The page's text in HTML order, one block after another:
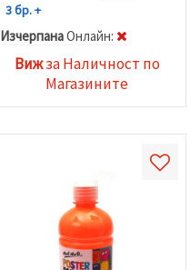
3 бр. +
ИзчерпанаOнлайн:
Вижза Наличност по
Магазините